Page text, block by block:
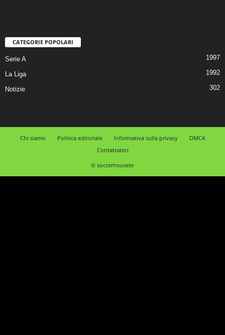
CATEGORIE POPOLARI
Serie A 1997
La Liga 1992
Notizie 302
Chi siamo Politica editoriale Informativa sulla privacy
DMCA
Contattateci
© soccerhousetv